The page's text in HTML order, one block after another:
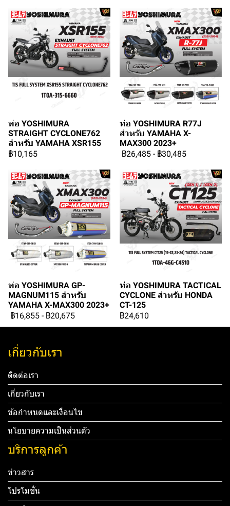
ท่อ YOSHIMURA
STRAIGHT CYCLONE762
สำหรับ YAMAHA XSR155
฿10,165
ท่อ YOSHIMURA R77J
สำหรับ YAMAHA X-
MAX300 2023+
฿26,485 - ฿30,485
ท่อ YOSHIMURA GP-
MAGNUM115 สำหรับ
YAMAHA X-MAX300 2023+
฿16,855 - ฿20,675
ท่อ YOSHIMURA TACTICAL
CYCLONE สำหรับ HONDA
CT-125
฿24,610
เกี่ยวกับเรา
ติดต่อเรา
เกี่ยวกับเรา
ข้อกำหนดและเงื่อนไข
นโยบายความเป็นส่วนตัว
บริการลูกค้า
ข่าวสาร
โปรโมชั่น